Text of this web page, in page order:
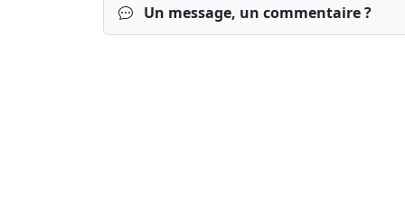
Un message, un commentaire ?